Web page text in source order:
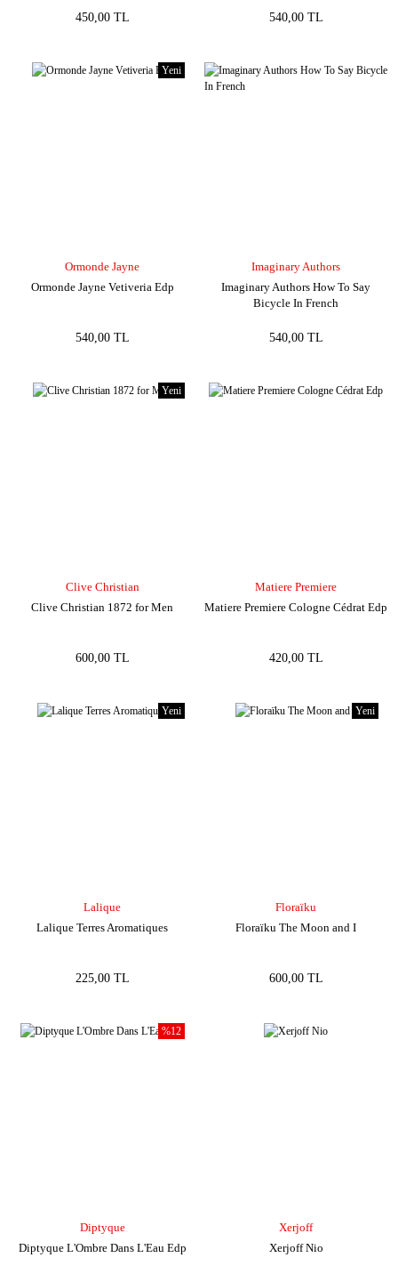
450,00 TL 540,00 TL
Yeni
Ormonde Jayne
Ormonde Jayne Vetiveria Edp
540,00 TL
Imaginary Authors
Imaginary Authors How To Say
Bicycle In French
540,00 TL
Yeni
Clive Christian
Clive Christian 1872 for Men
600,00 TL
Matiere Premiere
Matiere Premiere Cologne Cédrat Edp
420,00 TL
Yeni
Lalique
Lalique Terres Aromatiques
225,00 TL
Yeni
Floraïku
Floraïku The Moon and I
600,00 TL
%12
Diptyque
Diptyque L'Ombre Dans L'Eau Edp
Xerjoff
Xerjoff Nio